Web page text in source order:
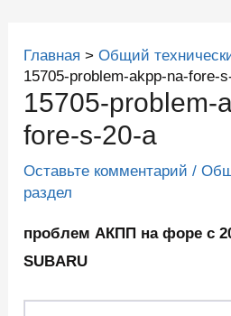
Главная
Общий
15705-problem-akpp-na-fore-
15705-problem-
fore-s-20-a
Оставьте комментарий /
раздел
проблем АКПП на форе с
SUBARU